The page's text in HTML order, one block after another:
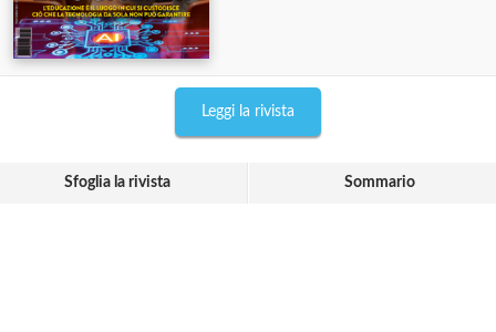
Leggi la rivista
Sfoglia la rivista Sommario